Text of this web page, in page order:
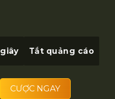
giây Tắt quảng cáo
CƯỢC NGAY